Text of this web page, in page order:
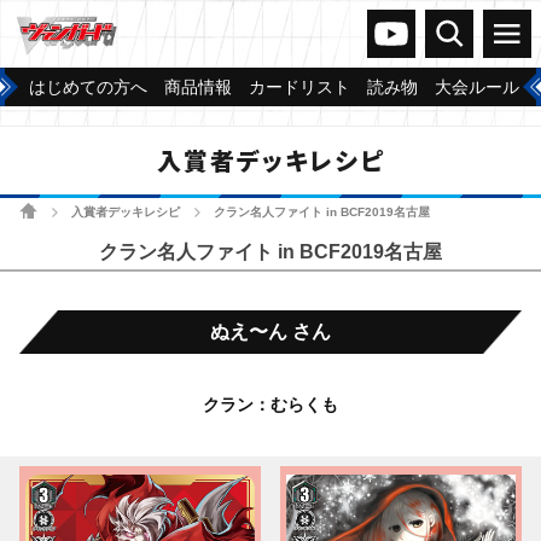
ヴァンガードch
検索 メニュー
はじめての方へ 商品情報 カードリスト 読み物 大会ルール
入賞者デッキレシピ
ホーム 入賞者デッキレシピ クラン名人ファイト in BCF2019名古屋
クラン名人ファイト in BCF2019名古屋
ぬえ〜ん さん
クラン：むらくも